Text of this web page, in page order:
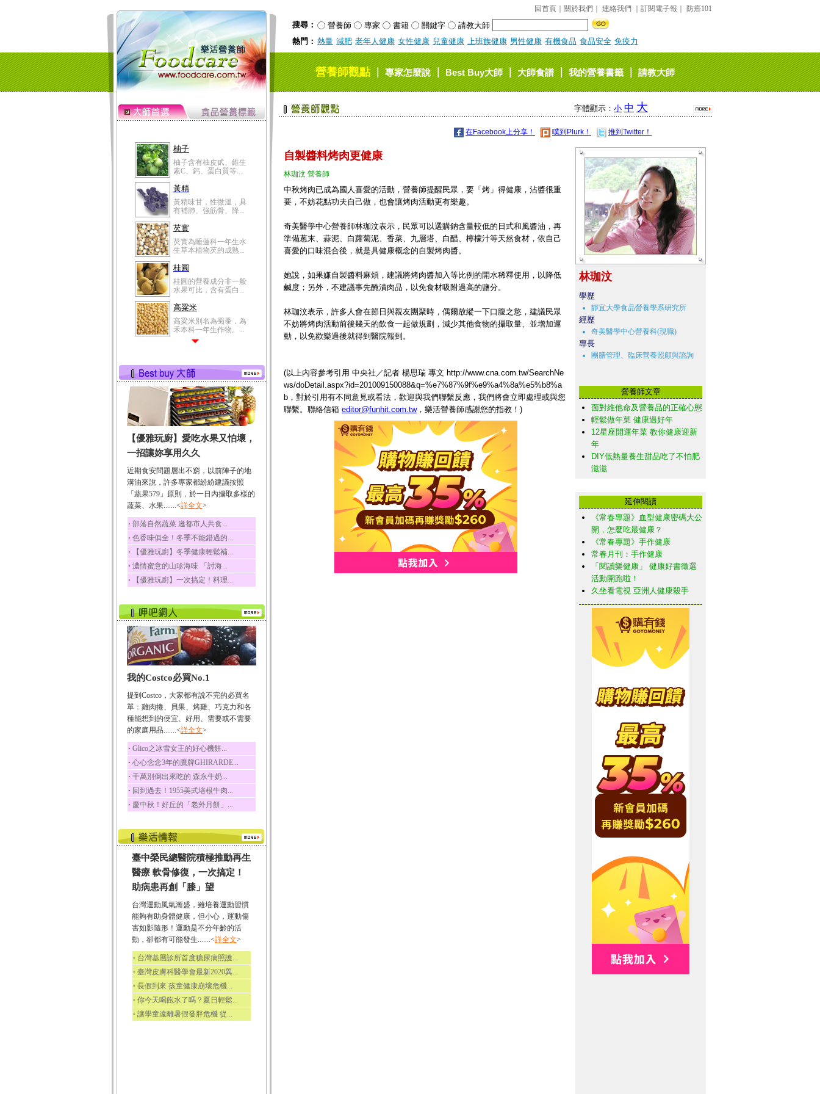
回首頁 關於我們 連絡我們 訂閱電子報 防癌101
搜尋： 營養師 專家 書籍 關鍵字
請教大師
熱門： 熱量 減肥 老年人健康 女性健康 兒童健康 上班族健康 男性健康 有機食品 食品安全 免疫力
營養師觀點｜專家怎麼說｜Best Buy大師｜大師食譜｜我的營養書籤｜請教大師
柚子
柚子含有柚皮甙、維生
素C、鈣、蛋白質等...
黃精
黃精味甘，性微溫，具
有補肺、強筋骨、降...
芡實
芡實為睡蓮科一年生水
生草本植物芡的成熟...
桂圓
桂圓的營養成分非一般
水果可比，含有蛋白...
高粱米
高粱米別名為蜀黍，為
禾本科一年生作物。...
有蛋白質、脂肪、磷...
鮪魚
鮪魚肚肉中的不飽和脂
肪酸內富含EPA和DH...
韭菜
韭菜所含的膳食纖維能
幫助消化與通便；揮...
冬瓜
冬瓜營養價值高，鈉含
量極低是水腫病人的...
豆豉
豆豉裡頭含有營養的蛋
白質、脂肪、鈣、磷...
榛果
榛果裡所含的營養素有
蛋白質、脂肪、醣類...
迷迭香
酸、迷迭香酸、植物...
咖啡
咖啡中的咖啡因會刺激
中樞神經系統，特別...
椰子
椰子含有糖類、脂肪、
荔枝
荔枝性質溫和所含的營
養素有醣類、檸檬酸...
五味子
五味子性質溫熱所含營
養成分有揮發油、檸...
草魚
草魚含有維生素A、維生
素C、及豐富的蛋白...
【優雅玩廚】愛吃水果又怕壞，
一招讓妳享用久久
近期食安問題層出不窮，以前陣子的地
溝油來說，許多專家都紛紛建議按照
「蔬果579」原則，於一日內攝取多樣的
蔬菜、水果.......<詳全文>
‧ 部落自然蔬菜 邀都市人共食...
‧ 色香味俱全！冬季不能錯過的...
‧ 【優雅玩廚】冬季健康輕鬆補...
‧ 濃情蜜意的山珍海味 「討海...
‧ 【優雅玩廚】一次搞定！料理...
我的Costco必買No.1
提到Costco，大家都有說不完的必買名
單：雞肉捲、貝果、烤雞、巧克力和各
種能想到的便宜、好用、需要或不需要
的家庭用品.......<詳全文>
‧ Glico之冰雪女王的好心機餅...
‧ 心心念念3年的鷹牌GHIRARDE...
‧ 千萬別倒出來吃的 森永牛奶...
‧ 回到過去！1955美式培根牛肉...
‧ 慶中秋！好丘的「老外月餅」...
臺中榮民總醫院積極推動再生
醫療 軟骨修復，一次搞定！
助病患再創「膝」望
台灣運動風氣漸盛，雖培養運動習慣
能夠有助身體健康，但小心，運動傷
害如影隨形！運動是不分年齡的活
動，卻都有可能發生.......<詳全文>
‧ 台灣基層診所首度糖尿病照護...
‧ 臺灣皮膚科醫學會最新2020異...
‧ 長假到來 孩童健康崩壞危機...
‧ 你今天喝飽水了嗎？夏日輕鬆...
‧ 讓學童遠離暑假發胖危機 從...
字體顯示： 小 中 大
在Facebook上分享！ 噗到Plurk！ 推到Twitter！
自製醬料烤肉更健康
林珈汶 營養師
中秋烤肉已成為國人喜愛的活動，營養師提醒民眾，要「烤」得健康，沾醬很重
要，不妨花點功夫自己做，也會讓烤肉活動更有樂趣。
奇美醫學中心營養師林珈汶表示，民眾可以選購鈉含量較低的日式和風醬油，再
準備蔥末、蒜泥、白蘿蔔泥、香菜、九層塔、白醋、檸檬汁等天然食材，依自己
喜愛的口味混合後，就是具健康概念的自製烤肉醬。
她說，如果嫌自製醬料麻煩，建議將烤肉醬加入等比例的開水稀釋使用，以降低
鹹度；另外，不建議事先醃漬肉品，以免食材吸附過高的鹽分。
林珈汶表示，許多人會在節日與親友團聚時，偶爾放縱一下口腹之慾，建議民眾
不妨將烤肉活動前後幾天的飲食一起做規劃，減少其他食物的攝取量、並增加運
動，以免歡樂過後就得到醫院報到。
(以上內容參考引用 中央社／記者 楊思瑞 專文 http://www.cna.com.tw/SearchNe
ws/doDetail.aspx?id=201009150088&q=%e7%87%9f%e9%a4%8a%e5%b8%a
b，對於引用有不同意見或看法，歡迎與我們聯繫反應，我們將會立即處理或與您
聯繫。聯絡信箱 editor@funhit.com.tw，樂活營養師感謝您的指教！)
林珈汶
學歷
靜宜大學食品營養學系研究所
經歷
奇美醫學中心營養科(現職)
專長
團膳管理、臨床營養照顧與諮詢
營養師文章
面對維他命及營養品的正確心態
輕鬆做年菜 健康過好年
12星座開運年菜 教你健康迎新
年
DIY低熱量養生甜品吃了不怕肥
滋滋
延伸閱讀
《常春專題》血型健康密碼大公
開，怎麼吃最健康？
《常春專題》手作健康
常春月刊：手作健康
「閱讀樂健康」 健康好書徵選
活動開跑啦！
久坐看電視 亞洲人健康殺手